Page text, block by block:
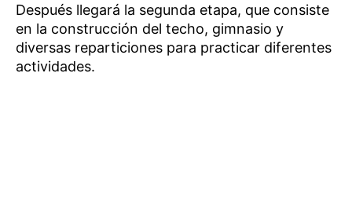
Después llegará la segunda etapa, que consiste
en la construcción del techo, gimnasio y
diversas reparticiones para practicar diferentes
actividades.